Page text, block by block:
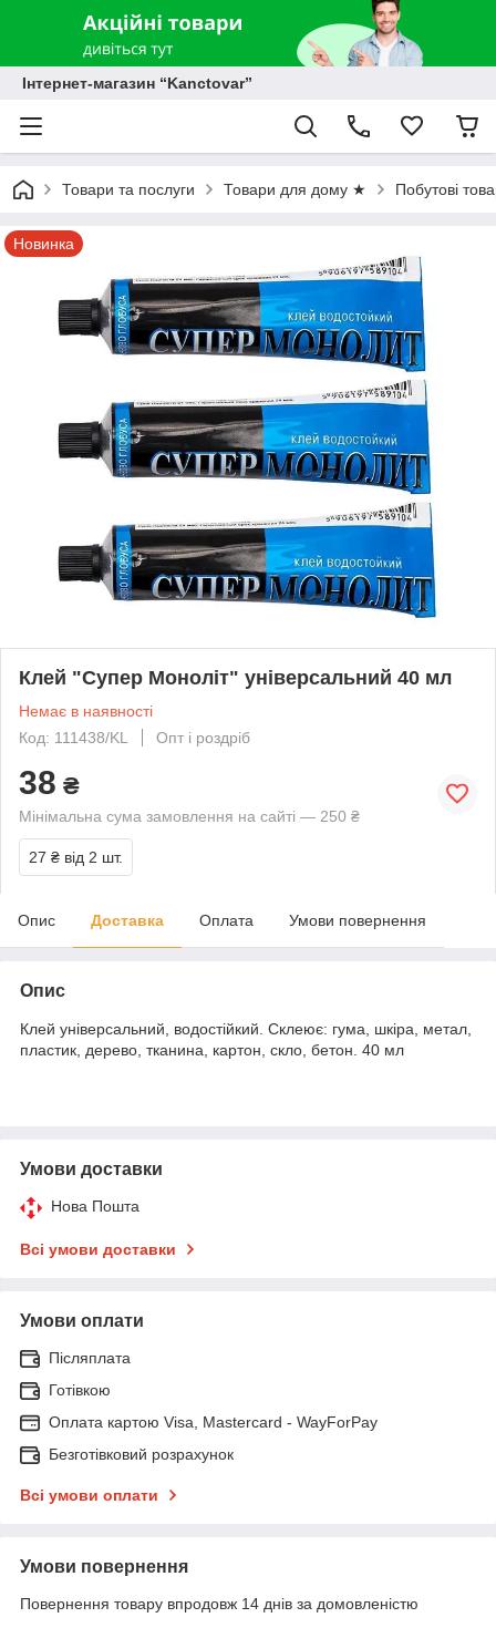
Інтернет-магазин “Kanctovar”
Товари та послуги Товари для дому ★ Побутові
Новинка
Клей "Супер Моноліт" універсальний 40 мл
Немає в наявності
Код: 111438/KL
Опт і роздріб
38 ₴
Мінімальна сума замовлення на сайті — 250 ₴
27 ₴ від 2 шт.
Опис Доставка Оплата Умови повернення
Опис
Клей універсальний, водостійкий. Склеює: гума, шкіра, метал,
пластик, дерево, тканина, картон, скло, бетон. 40 мл
Умови доставки
Нова Пошта
Всі умови доставки
Умови оплати
Післяплата
Готівкою
Оплата картою Visa, Mastercard - WayForPay
Безготівковий розрахунок
Всі умови оплати
Умови повернення
Повернення товару впродовж 14 днів за домовленістю